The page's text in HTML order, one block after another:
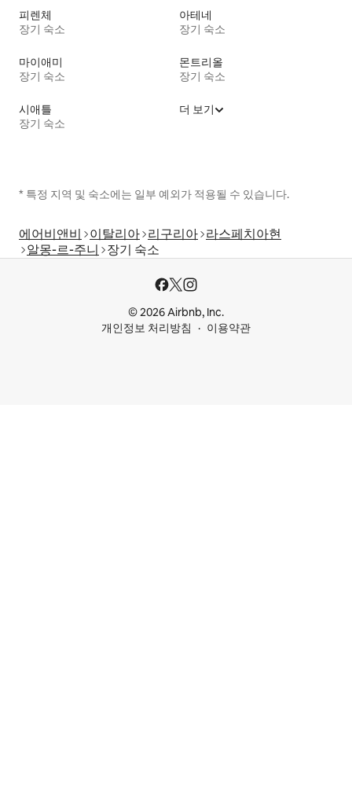
피렌체
장기 숙소
아테네
장기 숙소
마이애미
장기 숙소
몬트리올
장기 숙소
시애틀
장기 숙소
더 보기
* 특정 지역 및 숙소에는 일부 예외가 적용될 수 있습니다.
에어비앤비 이탈리아 리구리아 라스페치아현
알몽-르-주니
장기 숙소
© 2026 Airbnb, Inc.
개인정보 처리방침
이용약관